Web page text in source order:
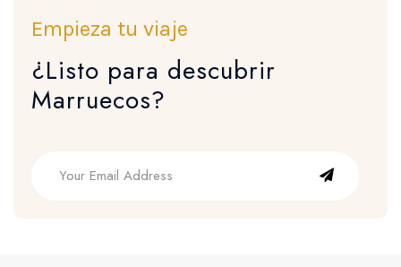
Empieza tu viaje
¿Listo para descubrir
Marruecos?